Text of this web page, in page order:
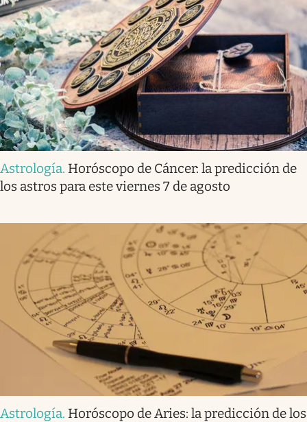
Astrología. Horóscopo de Cáncer: la predicción de
los astros para este viernes 7 de agosto
Astrología. Horóscopo de Aries: la predicción de los